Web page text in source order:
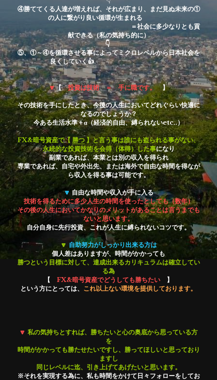
④勝ててくる人達が増えれば、それが広まり、まだ見ぬ未来の①
の人に繋がり良い循環が生まれる
＝社会に多少なりとも貢
献できる（私の気持ち的に）
👇
⑤、①～④を循環させる事によってミクロレベルから日本社会を
良くしていく👍
🔽【 投資は技術　＝　手に職です。 】
その技術を手にしたとき、今後の人生においてどれぐらい快適に
なるのでしょうか？
今ある生活水準＋α（経済的自由、縛られないetc..）
FX&暗号資産で【 勝つ 】と言う事は誰にも盗られる事がない、
永続的な投資技術を会得（体得）した事になり
副業であれば、本業とは別の収入を得られ
専業であれば、自宅や外出先、または海外で自由な時間を得なが
ら収入を得る事は可能です。
🔽 自由な時間や収入が手に入る
技術を得るために多少人生の時間を使ったとしても（数年）
その後の人生においてかなりのメリットがあることは言うまでも
ないと思います。
自分自身に先行投資、これが人生に縛られないコツです。
🔽 自助努力がしっかり出来る方は
個人差はありますが、時間がかかっても
勝つという目標に対して、達成出来るカリキュラムは確立してい
る為
【 FX&暗号資産でどうしても勝ちたい 】
という方にとっては、 これ以上ない環境を提供しております。
🔽 私の気持ちとすれば、勝ちたいと心の奥底から思っている方
を
時間がかかっても勝たせたいですし、勝ってほしいと思っており
ますし
同じレベルに迄、引き上げてあげたいと思います。
※それを実現する為に、私も時間をかけて日々フォローをしてお